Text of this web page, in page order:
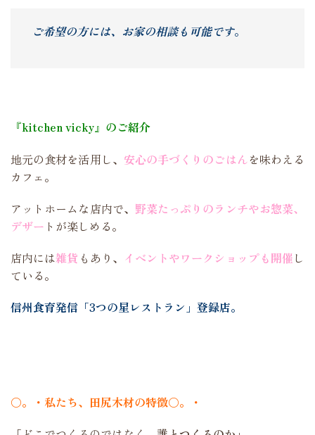
ご希望の方には、お家の相談も可能です。
『kitchen vicky』のご紹介
地元の食材を活用し、 安心の手づくりのごはんを味わえる
カフェ。
アットホームな店内で、 野菜たっぷりのランチやお惣菜、
デザー トが楽しめる。
店内には雑貨 もあり、 イベントやワークショップも開催し
ている。
信州食育発信「3つの星レストラン」登録店。
〇。・私たち、田尻木材の特徴〇。・